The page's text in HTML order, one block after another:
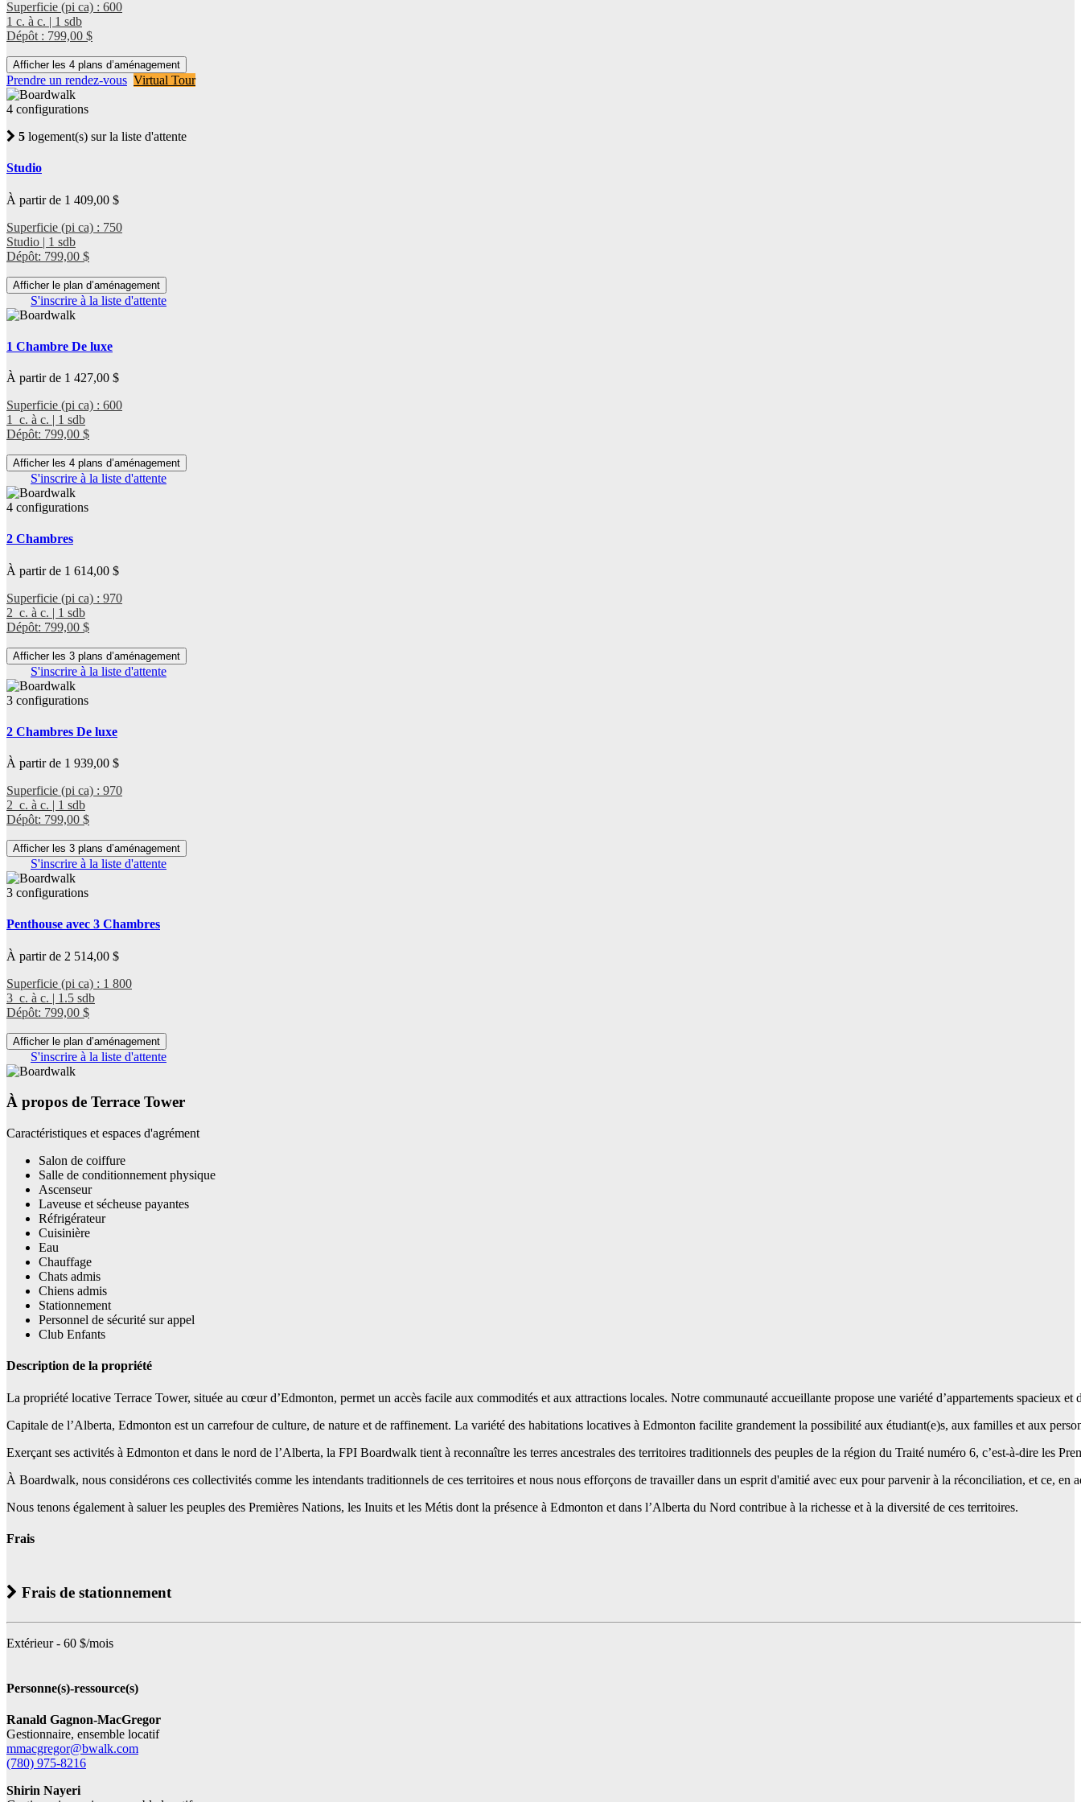
Superficie (pi ca) : 600
1 c. à c. | 1 sdb
Dépôt : 799,00 $
Afficher les 4 plans d’aménagement
Prendre un rendez-vous Virtual Tour
4 configurations
5 logement(s) sur la liste d'attente
Studio
À partir de 1 409,00 $
Superficie (pi ca) : 750
Studio | 1 sdb
Dépôt: 799,00 $
Afficher le plan d’aménagement
S'inscrire à la liste d'attente
1 Chambre De luxe
À partir de 1 427,00 $
Superficie (pi ca) : 600
1 c. à c. | 1 sdb
Dépôt: 799,00 $
Afficher les 4 plans d’aménagement
S'inscrire à la liste d'attente
4 configurations
2 Chambres
À partir de 1 614,00 $
Superficie (pi ca) : 970
2 c. à c. | 1 sdb
Dépôt: 799,00 $
Afficher les 3 plans d’aménagement
S'inscrire à la liste d'attente
3 configurations
2 Chambres De luxe
À partir de 1 939,00 $
Superficie (pi ca) : 970
2 c. à c. | 1 sdb
Dépôt: 799,00 $
Afficher les 3 plans d’aménagement
S'inscrire à la liste d'attente
3 configurations
Penthouse avec 3 Chambres
À partir de 2 514,00 $
Superficie (pi ca) : 1 800
3 c. à c. | 1.5 sdb
Dépôt: 799,00 $
Afficher le plan d’aménagement
S'inscrire à la liste d'attente
À propos de Terrace Tower
Caractéristiques et espaces d'agrément
Salon de coiffure
Salle de conditionnement physique
Ascenseur
Laveuse et sécheuse payantes
Réfrigérateur
Cuisinière
Eau
Chauffage
Chats admis
Chiens admis
Stationnement
Personnel de sécurité sur appel
Club Enfants
Description de la propriété
La propriété locative Terrace Tower, située au cœur d’Edmonton, permet un accès facile aux commodités et aux attractions locales. Notre communauté accueillante propose une variété d’appartements
Capitale de l’Alberta, Edmonton est un carrefour de culture, de nature et de raffinement. La variété des habitations locatives à Edmonton facilite grandement la possibilité aux étudiant(e)s, aux familles et aux
Exerçant ses activités à Edmonton et dans le nord de l’Alberta, la FPI Boardwalk tient à reconnaître les terres ancestrales des territoires traditionnels des peuples de la région du Traité numéro 6, c’est-à-dire
À Boardwalk, nous considérons ces collectivités comme les intendants traditionnels de ces territoires et nous nous efforçons de travailler dans un esprit d'amitié avec eux pour parvenir à la réconciliation, et ce,
Nous tenons également à saluer les peuples des Premières Nations, les Inuits et les Métis dont la présence à Edmonton et dans l’Alberta du Nord contribue à la richesse et à la diversité de ces territoires.
Frais
Frais de stationnement
Extérieur - 60 $/mois
Personne(s)-ressource(s)
Ranald Gagnon-MacGregor
Gestionnaire, ensemble locatif
mmacgregor@bwalk.com
(780) 975-8216
Shirin Nayeri